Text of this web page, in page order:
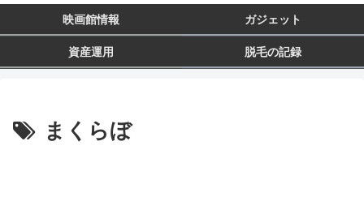
映画館情報 ガジェット
資産運用 脱毛の記録
まくらぼ